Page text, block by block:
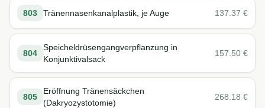
803 Tränennasenkanalplastik, je Auge 137.37 €
804
Speicheldrüsengangverpflanzung in
Konjunktivalsack
157.50 €
805
Eröffnung Tränensäckchen
(Dakryozystotomie)
268.18 €